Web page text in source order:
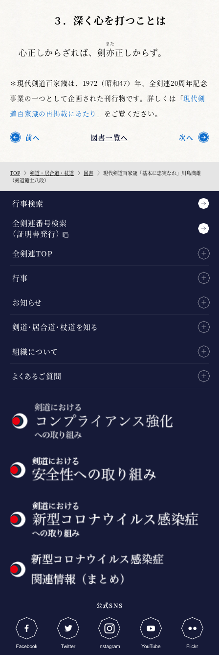
３．深く心を打つことは
心正しからざれば、剣亦
また
正しからず。
＊現代剣道百家箴は、1972（昭和47）年、全剣連20周年記念
事業の一つとして企画された刊行物です。詳しくは「現代剣
道百家箴の再掲載にあたり 」をご覧ください。
前へ 図書一覧へ 次へ
TOP 剣道・居合道・杖道 図書
現代剣道百家箴「基本に忠実なれ」川島満雄
（剣道範士八段）
行事検索
全剣連番号検索
（証明書発行）
全剣連TOP
行事
お知らせ
剣道・居合道・杖道を知る
組織について
よくあるご質問
公式SNS